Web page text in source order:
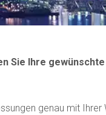
Sie Ihre
genau mit Ihrer